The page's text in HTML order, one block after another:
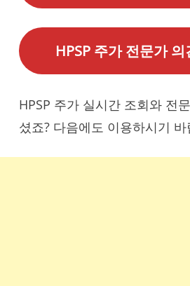
HPSP 주가 전문가
HPSP 주가 실시간 조회와 전
셨죠? 다음에도 이용하시기